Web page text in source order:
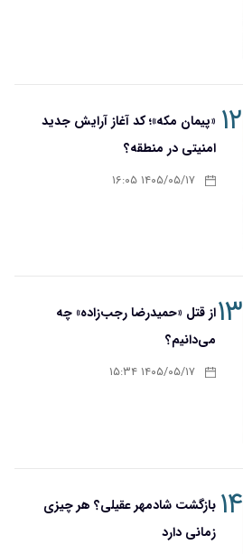
۱۲ «پیمان مکه»؛ کد آغاز آرایش جدید
امنیتی در منطقه؟
۱۴۰۵/۰۵/۱۷ ۱۶:۰۵
۱۳از قتل «حمیدرضا رجب‌زاده» چه
می‌دانیم؟
۱۴۰۵/۰۵/۱۷ ۱۵:۳۴
۱۴ بازگشت شادمهر عقیلی؟ هر چیزی
زمانی دارد